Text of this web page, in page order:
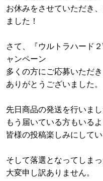
お休みをさせていただき
ました！
さて、『ウルトラハード
ャンペーン
多くの方にご応募いただき
ありがとうございました。
先日商品の発送を行いま
もう届いている方もいるよ
皆様の投稿楽しみにしてい
そして落選となってしま
大変申し訳ありません。